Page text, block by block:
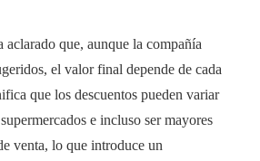
aclarado que, aunque la compañía
el valor final depende de cada
que los descuentos pueden variar
e incluso ser mayores
venta, lo que introduce un